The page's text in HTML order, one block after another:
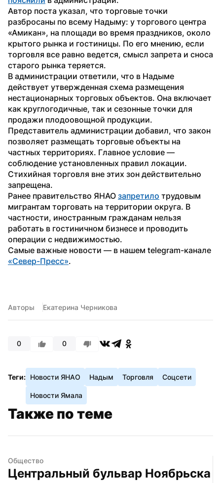
Автор поста указал, что торговые точки
разбросаны по всему Надыму: у торгового центра
«Амикан», на площади во время праздников, около
крытого рынка и гостиницы. По его мнению, если
торговля все равно ведется, смысл запрета и сноса
старого рынка теряется.
В администрации ответили, что в Надыме
действует утвержденная схема размещения
нестационарных торговых объектов. Она включает
как круглогодичные, так и сезонные точки для
продажи плодоовощной продукции.
Представитель администрации добавил, что закон
позволяет размещать торговые объекты на
частных территориях. Главное условие —
соблюдение установленных правил локации.
Стихийная торговля вне этих зон действительно
запрещена.
Ранее правительство ЯНАО запретило трудовым
мигрантам торговать на территории округа. В
частности, иностранным гражданам нельзя
работать в гостиничном бизнесе и проводить
операции с недвижимостью.
«Север-Пресс».
Авторы Екатерина Черникова
0 0
Теги: Новости ЯНАО Надым Торговля Соцсети
Новости Ямала
Также по теме
Общество
Центральный бульвар Ноябрьска